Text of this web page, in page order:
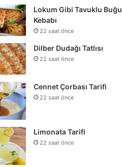
Lokum Gibi Tavuklu Buğu
Kebabı
22 saat önce
Dilber Dudağı Tatlısı
22 saat önce
Cennet Çorbası Tarifi
22 saat önce
Limonata Tarifi
22 saat önce